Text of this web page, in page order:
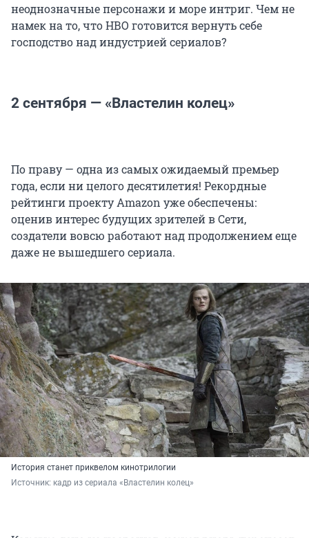
неоднозначные персонажи и море интриг. Чем не
намек на то, что НВО готовится вернуть себе
господство над индустрией сериалов?
2 сентября — «Властелин колец»
По праву — одна из самых ожидаемый премьер
года, если ни целого десятилетия! Рекордные
рейтинги проекту Amazon уже обеспечены:
оценив интерес будущих зрителей в Сети,
создатели вовсю работают над продолжением еще
даже не вышедшего сериала.
История станет приквелом кинотрилогии
Источник: кадр из сериала «Властелин колец»